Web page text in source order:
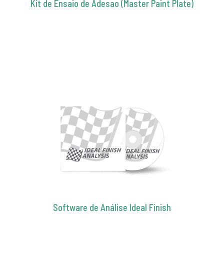
Kit de Ensaio de Adesao (Master Paint Plate)
Software de Análise Ideal Finish